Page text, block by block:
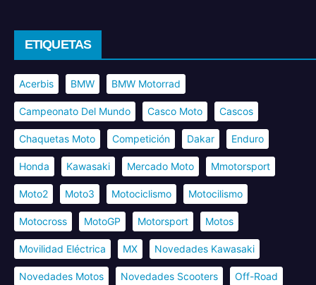
ETIQUETAS
Acerbis BMW BMW Motorrad
Campeonato Del Mundo Casco Moto Cascos
Chaquetas Moto Competición Dakar Enduro
Honda Kawasaki Mercado Moto Mmotorsport
Moto2 Moto3 Motociclismo Motocilismo
Motocross MotoGP Motorsport Motos
Movilidad Eléctrica MX Novedades Kawasaki
Novedades Motos Novedades Scooters Off-Road